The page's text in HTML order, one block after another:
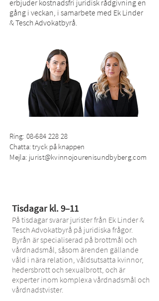
erbjuder kostnadsfri juridisk rådgivning en
gång i veckan, i samarbete med Ek Linder
& Tesch Advokatbyrå.
Ring: 08-684 228 28
Chatta: tryck på knappen
Mejla: jurist@kvinnojourenisundbyberg.com
Tisdagar kl. 9–11
På tisdagar svarar jurister från Ek Linder &
Tesch Advokatbyrå på juridiska frågor.
Byrån är specialiserad på brottmål och
vårdnadsmål, såsom ärenden gällande
våld i nära relation, våldsutsatta kvinnor,
hedersbrott och sexualbrott, och är
experter inom komplexa vårdnadsmål och
vårdnadstvister.